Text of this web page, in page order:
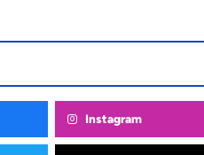
Instagram